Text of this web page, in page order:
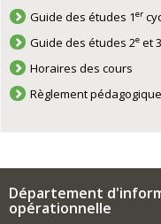
Guide des études 1er
Guide des études 2e et
Horaires des cours
Règlement pédagogique
Département
opérationnelle